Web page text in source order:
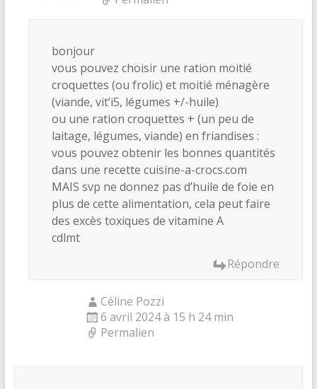
bonjour
vous pouvez choisir une ration moitié
croquettes (ou frolic) et moitié ménagère
(viande, vit’i5, légumes +/-huile)
ou une ration croquettes + (un peu de
laitage, légumes, viande) en friandises :
vous pouvez obtenir les bonnes quantités
dans une recette cuisine-a-crocs.com
MAIS svp ne donnez pas d’huile de foie en
plus de cette alimentation, cela peut faire
des excès toxiques de vitamine A
cdlmt
Répondre
Céline Pozzi
6 avril 2024 à 15 h 24 min
Permalien